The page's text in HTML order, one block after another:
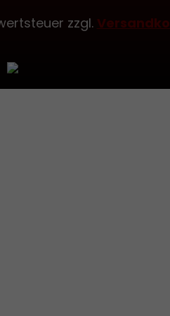
zzgl.